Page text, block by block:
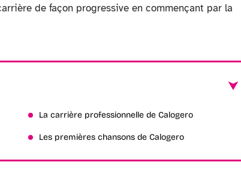
de façon progressive en commençant par la
La carrière professionnelle de Calogero
Les premières chansons de Calogero